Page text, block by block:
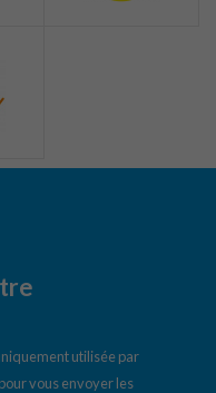
utilisée par
vous envoyer les